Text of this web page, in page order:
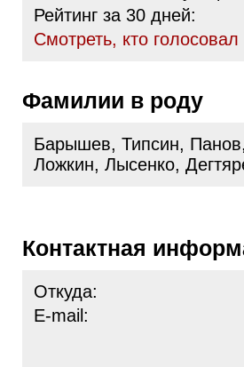
Рейтинг за 30 дней:
Cмотреть, кто голосовал
Фамилии в роду
Барышев, Типсин,
Ложкин, Лысенко,
Контактная
Откуда:
E-mail: